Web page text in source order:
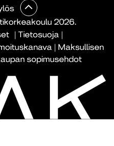
2026.
| Tietosuoja |
| Maksullisen
sopimusehdot